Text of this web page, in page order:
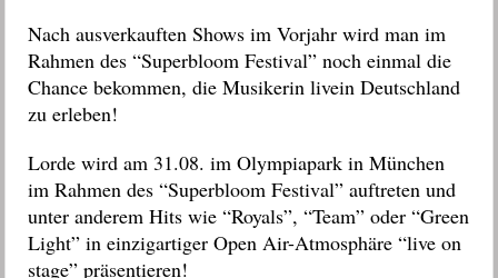
Nach ausverkauften Shows im Vorjahr wird man im
Rahmen des “Superbloom Festival” noch einmal die
Chance bekommen, die Musikerin livein Deutschland
zu erleben!
Lorde wird am 31.08. im Olympiapark in München
im Rahmen des “Superbloom Festival” auftreten und
unter anderem Hits wie “Royals”, “Team” oder “Green
Light” in einzigartiger Open Air-Atmosphäre “live on
stage” präsentieren!